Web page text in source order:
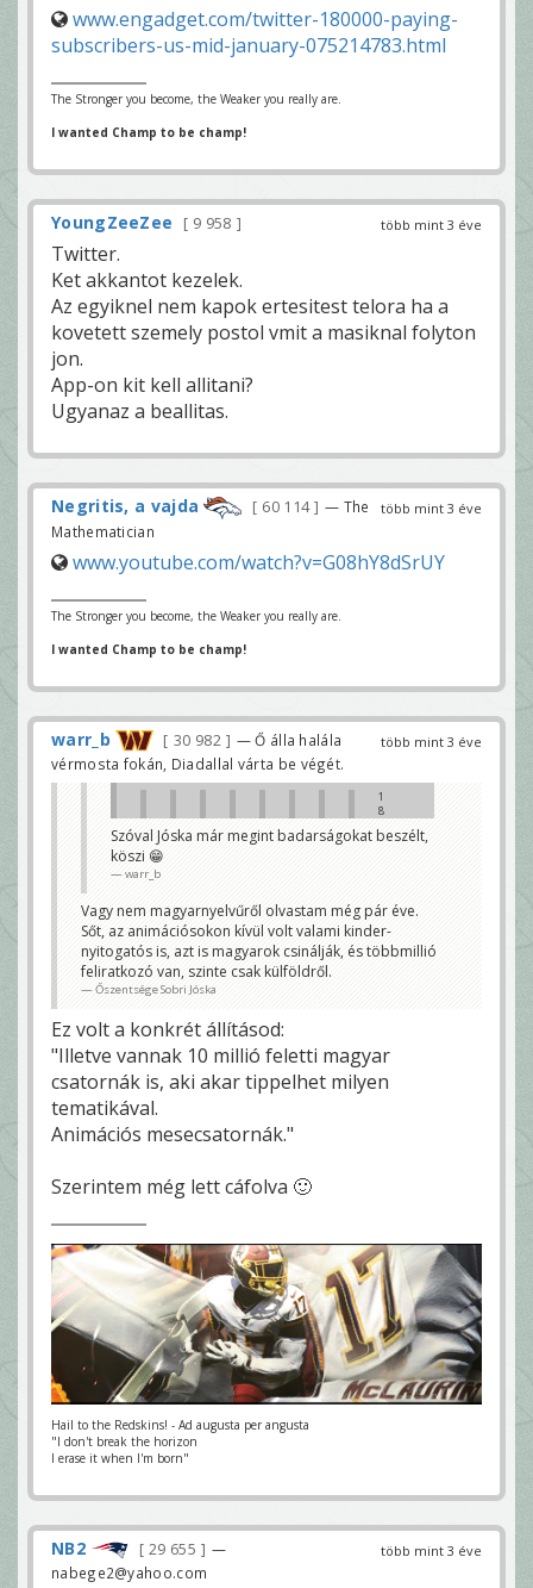
www.engadget.com/twitter-180000-paying-
subscribers-us-mid-january-075214783.html
The Stronger you become, the Weaker you really are.
I wanted Champ to be champ!
több mint 3 éve
YoungZeeZee 9 958
Twitter.
Ket akkantot kezelek.
Az egyiknel nem kapok ertesitest telora ha a
kovetett szemely postol vmit a masiknal folyton
jon.
App-on kit kell allitani?
Ugyanaz a beallitas.
több mint 3 éve
Negritis, a vajda 60 114
— The
Mathematician
www.youtube.com/watch?v=G08hY8dSrUY
The Stronger you become, the Weaker you really are.
I wanted Champ to be champ!
több mint 3 éve
warr_b 30 982
— Ő álla halála
vérmosta fokán, Diadallal várta be végét.
1
8
e
r
a
t
k
a
n
,
é
n
y
e
g
e
a
m
o
n
d
a
,
o
Szóval Jóska már megint badarságokat beszélt,
köszi 😁
warr_b
Vagy nem magyarnyelvűről olvastam még pár éve.
Sőt, az animációsokon kívül volt valami kinder-
nyitogatós is, azt is magyarok csinálják, és többmillió
feliratkozó van, szinte csak külföldről.
Őszentsége Sobri Jóska
Ez volt a konkrét állításod:
"Illetve vannak 10 millió feletti magyar
csatornák is, aki akar tippelhet milyen
tematikával.
Animációs mesecsatornák."
Szerintem még lett cáfolva 🙂
Hail to the Redskins! - Ad augusta per angusta
"I don't break the horizon
I erase it when I'm born"
több mint 3 éve
NB2 29 655
—
nabege2@yahoo.com